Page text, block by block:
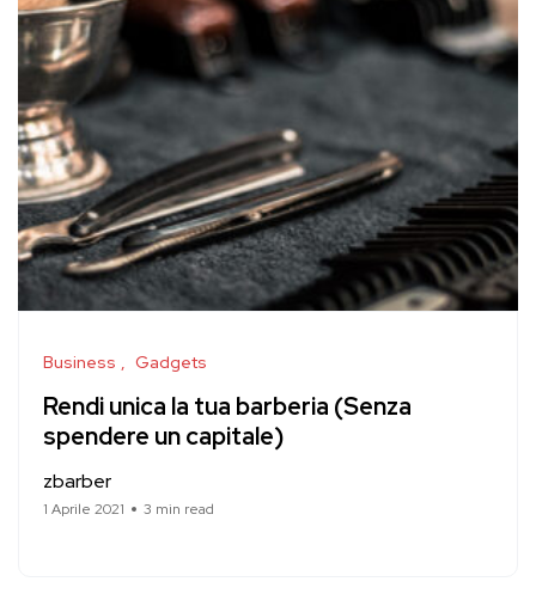
Business Gadgets
Rendi unica la tua barberia (Senza
spendere un capitale)
zbarber
1 Aprile 2021 3 min read